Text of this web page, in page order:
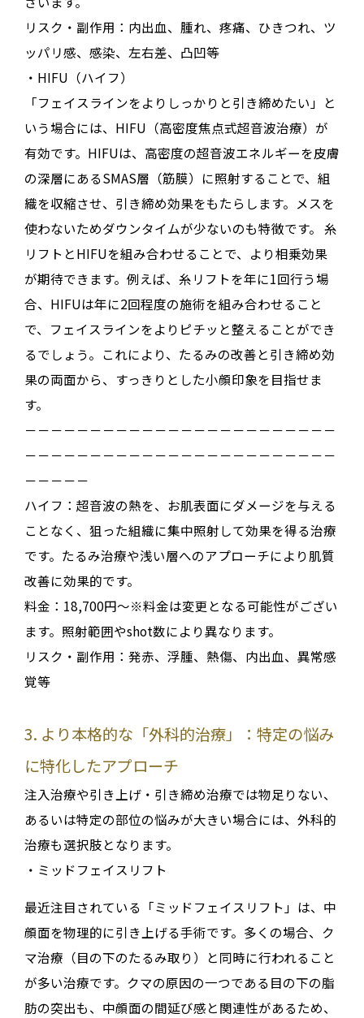
リスク・副作用： 内出血、腫れ、疼痛、ひきつれ、ツ
ッパリ感、感染、左右差、凸凹等
・HIFU（ハイフ）
「フェイスラインをよりしっかりと引き締めたい」と
いう場合には、HIFU（高密度焦点式超音波治療）が
有効です。HIFUは、高密度の超音波エネルギーを皮膚
の深層にあるSMAS層（筋膜）に照射することで、組
織を収縮させ、引き締め効果をもたらします。メスを
使わないためダウンタイムが少ないのも特徴です。 糸
リフトとHIFUを組み合わせることで、より相乗効果
が期待できます。例えば、糸リフトを年に1回行う場
合、HIFUは年に2回程度の施術を組み合わせること
で、フェイスラインをよりピチッと整えることができ
るでしょう。これにより、たるみの改善と引き締め効
果の両面から、すっきりとした小顔印象を目指せま
す。
－－－－－－－－－－－－－－－－－－－－－－－－
－－－－－－－－－－－－－－－－－－－－－－－－
－－－－－
ハイフ：超音波の熱を、お肌表面にダメージを与える
ことなく、狙った組織に集中照射して効果を得る治療
です。たるみ治療や浅い層へのアプローチにより肌質
改善に効果的です。
料金：18,700円～※料金は変更となる可能性がござい
ます。照射範囲やshot数により異なります。
リスク・副作用：発赤、浮腫、熱傷、内出血、異常感
覚等
3. より本格的な「外科的治療」：特定の悩み
に特化したアプローチ
注入治療や引き上げ・引き締め治療では物足りない、
あるいは特定の部位の悩みが大きい場合には、外科的
治療も選択肢となります。
・ミッドフェイスリフト
最近注目されている「ミッドフェイスリフト」は、中
顔面を物理的に引き上げる手術です。多くの場合、ク
マ治療（目の下のたるみ取り）と同時に行われること
が多い治療です。クマの原因の一つである目の下の脂
肪の突出も、中顔面の間延び感と関連性があるため、